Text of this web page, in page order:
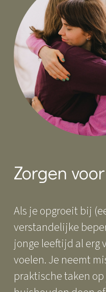
Zorgen
Als je opgroeit bij
verstandelijke
jonge leeftijd al
voelen. Je neemt
praktische taken